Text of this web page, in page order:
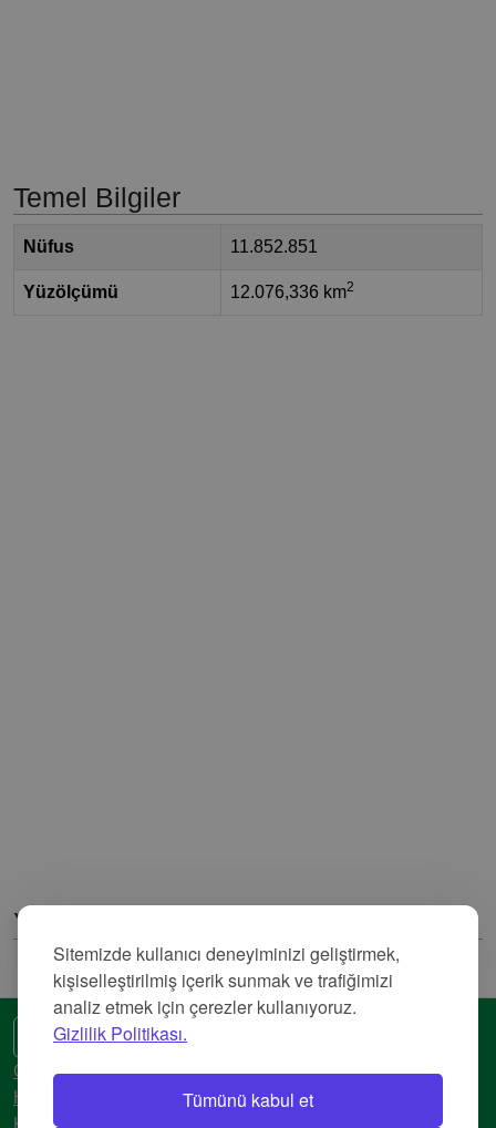
Sitemizde kullanıcı deneyiminizi geliştirmek,
kişiselleştirilmiş içerik sunmak ve trafiğimizi
analiz etmek için çerezler kullanıyoruz.
Gizlilik Politikası.
Tümünü kabul et
Temel Bilgiler
Nüfus 11.852.851
Yüzölçümü 12.076,336 km2
Yorumlar
🌍 Başka bir dil
Gizlilik Politikası
Hizmet Şartları